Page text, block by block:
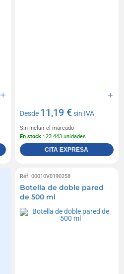
Desde 11,19 €sin IVA
Sin incluir el marcado
En stock : 23 443 unidades
CITA EXPRESA
Réf. 00010V0190258
Botella de doble pared
de 500 ml